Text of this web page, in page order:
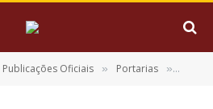
Publicações Oficiais » Portarias »